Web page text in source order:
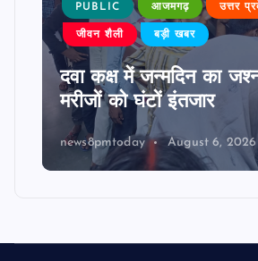
PUBLIC आजमगढ़ उत्तर
जीवन शैली बड़ी खबर
दवा कक्ष में जन्मदिन का
मरीजों को घंटों इंतजार
news8pmtoday August 6, 2026